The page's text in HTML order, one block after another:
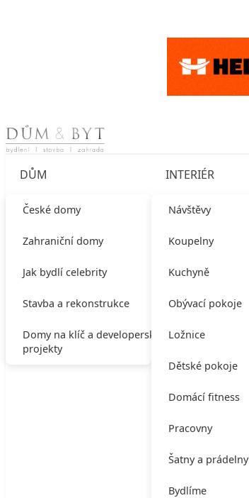
Skip to content
DŮM
České domy
Zahraniční domy
Jak bydlí celebrity
Stavba a rekonstrukce
Domy na klíč a developerské
projekty
INTERIÉR
Návštěvy
Koupelny
Kuchyně
Obývací pokoje
Ložnice
Dětské pokoje
Domácí fitness
Pracovny
Šatny a prádelny
Bydlíme